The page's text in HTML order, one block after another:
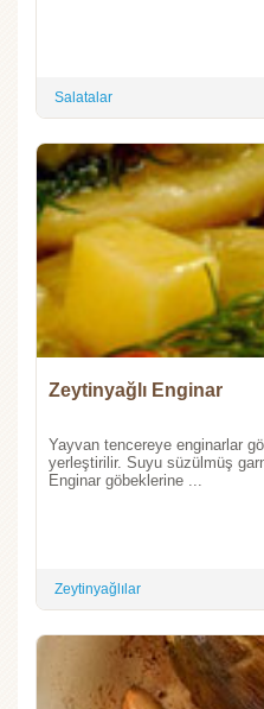
Salatalar
Zeytinyağlı Enginar
Yayvan tencereye enginarlar
yerleştirilir. Suyu süzülmüş
Enginar göbeklerine ...
Zeytinyağlılar